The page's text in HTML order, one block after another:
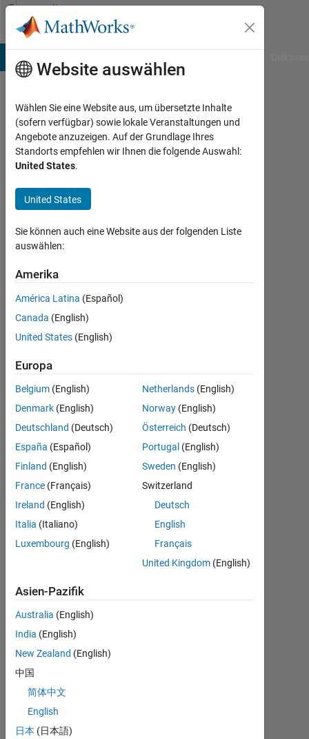
Weiter zum Inhalt
Community
Profile
Anirban
MathWorks
Last
seen:
Tage
vor
Aktiv
seit
Followers:
0
Follow
Nachricht
Dashboard
0
4
8
10
14 12
Website auswählen
Wählen Sie eine Website aus, um übersetzte Inhalte
(sofern verfügbar) sowie lokale Veranstaltungen und
Angebote anzuzeigen. Auf der Grundlage Ihres
Standorts empfehlen wir Ihnen die folgende Auswahl:
United States.
United States
Sie können auch eine Website aus der folgenden Liste
auswählen:
Amerika
América Latina (Español)
Canada (English)
United States (English)
Europa
Belgium (English)
Denmark (English)
Deutschland (Deutsch)
España (Español)
Finland (English)
France (Français)
Ireland (English)
Italia (Italiano)
Luxembourg (English)
Netherlands (English)
Norway (English)
Österreich (Deutsch)
Portugal (English)
Sweden (English)
Switzerland
Deutsch
English
Français
United Kingdom (English)
Asien-Pazifik
Australia (English)
India (English)
New Zealand (English)
中国
简体中文
English
日本 (日本語)